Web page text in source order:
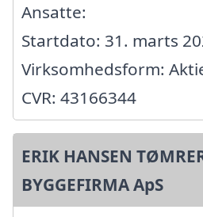
Ansatte:
Startdato: 31. marts
Virksomhedsform:
CVR: 43166344
ERIK HANSEN
BYGGEFIRMA ApS